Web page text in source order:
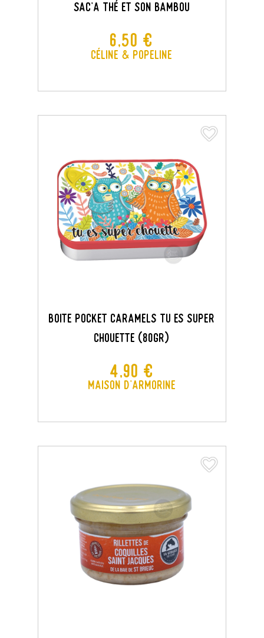
SAC'A THÉ ET SON BAMBOU
Prix
6,50 €
Céline & Popeline
BOITE POCKET CARAMELS TU ES SUPER
CHOUETTE (80GR)
Prix
4,90 €
Maison d'Armorine
favorite_border
favorite_border
favorite_border
favorite_border